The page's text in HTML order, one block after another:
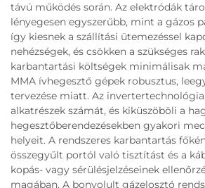
távú működés során. Az elektródák
lényegesen egyszerűbb, mint a gázos
így kiesnek a szállítási ütemezéssel
nehézségek, és csökken a szükséges
karbantartási költségek minimálisak
MMA ívhegesztő gépek robusztus,
tervezése miatt. Az
alkatrészek számát, és kiküszöböli a
hegesztőberendezésekben gyakori
helyeit. A rendszeres karbantartás
összegyűlt portól való tisztítást és a
kopás- vagy sérülésjelzéseinek
magában. A bonyolult gázelosztó